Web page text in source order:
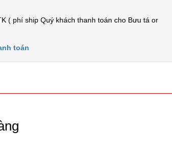
( phí ship Quý khách thanh toán cho Bưu tá or
toán